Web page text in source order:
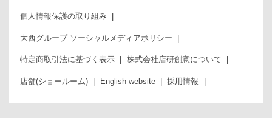
個人情報保護の取り組み
大西グループ ソーシャルメディアポリシー
特定商取引法に基づく表示 株式会社店研創意について
店舗(ショールーム) English website 採用情報